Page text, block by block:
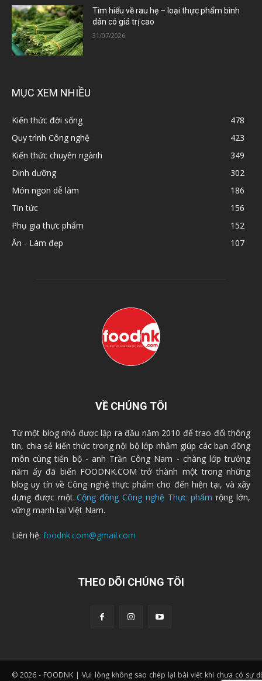
Tìm hiểu về rau hẹ – loại thực phẩm bình
dân có giá trị cao
31/07/2026
MỤC XEM NHIỀU
Kiến thức đời sống
478
Quy trình Công nghệ
423
Kiến thức chuyên ngành
349
Dinh dưỡng
302
Món ngon dễ làm
186
Tin tức
156
Phụ gia thực phẩm
152
Ăn - Làm đẹp
107
VỀ CHÚNG TÔI
Từ một blog nhỏ được lập ra đầu năm 2010 để trao đổi thông
tin, chia sẻ kiến thức trong nội bộ lớp nhằm giúp các bạn đồng
môn cùng tiến bộ - anh Trần Công Nam - chàng lớp trưởng
năm ấy đã biến FOODNK.COM trở thành một trong những
blog uy tín về Công nghệ thực phẩm cho đến hiện tại, và xây
dựng được một Cộng đồng Công nghệ Thực phẩm rộng lớn,
vững mạnh tại Việt Nam.
Liên hệ: foodnk.com@gmail.com
THEO DÕI CHÚNG TÔI
© 2026 - FOODNK | Vui lòng không sao chép lại bài viết khi chưa có sự